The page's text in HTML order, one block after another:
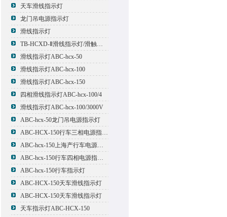
天车滑线指示灯
龙门吊电源指示灯
滑线指示灯
TB-HCXD-Ⅱ滑线指示灯/滑触线指示灯
滑线指示灯ABC-hcx-50
滑线指示灯ABC-hcx-100
滑线指示灯ABC-hcx-150
四相滑线指示灯ABC-hcx-100/4
滑线指示灯ABC-hcx-100/3000V
ABC-hcx-50龙门吊电源指示灯
ABC-HCX-150行车三相电源指示灯
ABC-hcx-150上海产行车电源指示灯
ABC-hcx-150行车四相电源指示灯
ABC-hcx-150行车指示灯
ABC-HCX-150天车滑线指示灯
ABC-HCX-150天车滑线指示灯
天车指示灯ABC-HCX-150